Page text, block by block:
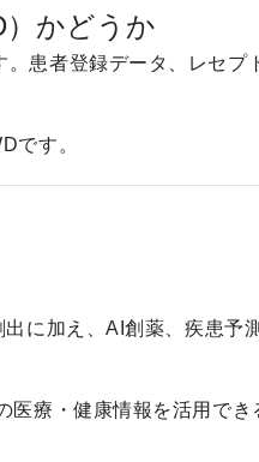
）かどうか
患者登録データ、レセプ
です。
に加え、AI創薬、疾患予
療・健康情報を活用でき